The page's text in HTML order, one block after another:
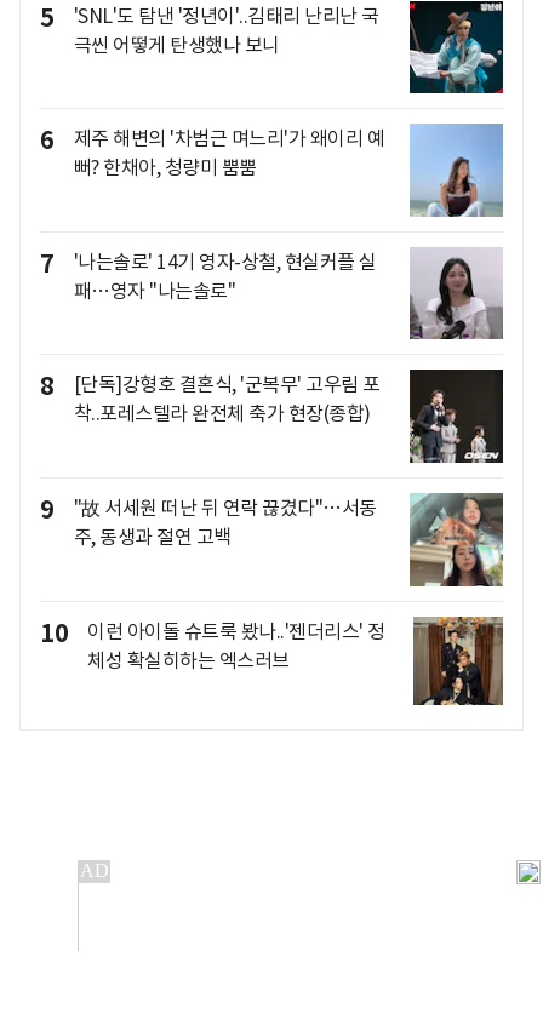
5
'SNL'도 탐낸 '정년이'..김태리 난리난 국
극씬 어떻게 탄생했나 보니
6
제주 해변의 '차범근 며느리'가 왜이리 예
뻐? 한채아, 청량미 뿜뿜
7
'나는솔로' 14기 영자-상철, 현실커플 실
패…영자 "나는솔로"
8
[단독]강형호 결혼식, '군복무' 고우림 포
착..포레스텔라 완전체 축가 현장(종합)
9
"故 서세원 떠난 뒤 연락 끊겼다"…서동
주, 동생과 절연 고백
10
이런 아이돌 슈트룩 봤나..'젠더리스' 정
체성 확실히하는 엑스러브